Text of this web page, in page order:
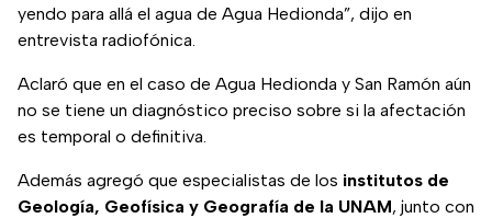
yendo para allá el agua de Agua Hedionda”, dijo en
entrevista radiofónica.
Aclaró que en el caso de Agua Hedionda y San Ramón aún
no se tiene un diagnóstico preciso sobre si la afectación
es temporal o definitiva.
Además agregó que especialistas de los institutos de
Geología, Geofísica y Geografía de la UNAM, junto con